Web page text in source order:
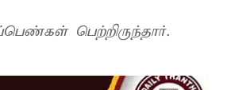
பெற்றிருந்தார்.